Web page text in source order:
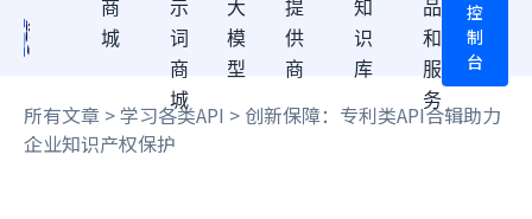
商
城
示
词
商
城
大
模
型
提
供
商
知
识
库
品
和
服
务
控
制
台
所有文章 >学习各类API > 创新保障：专利类API合辑助力
企业知识产权保护